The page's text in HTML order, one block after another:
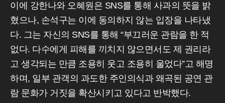
이에 강한나와 오혜원은 SNS를 통해 사과의 뜻을 밝
혔으나, 손석구는 이에 동의하지 않는 입장을 나타냈
다. 그는 자신의 SNS를 통해 “부끄러운 관람을 한 적
없다. 다수에게 피해를 끼치지 않으면서도 제 권리라
고 생각되는 만큼 조용히 웃고 조용히 울었다”고 해명
하며, 일부 관객의 과도한 주인의식과 왜곡된 공연 관
람 문화가 거짓을 확산시키고 있다고 반박했다.